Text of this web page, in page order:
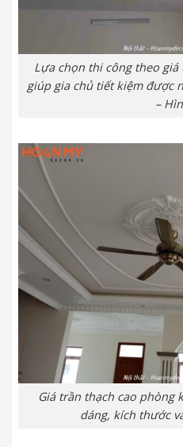
Lựa chọn thi công theo
giúp gia chủ tiết kiệm được
–
Giá trần thạch cao phòng
dáng, kích thước